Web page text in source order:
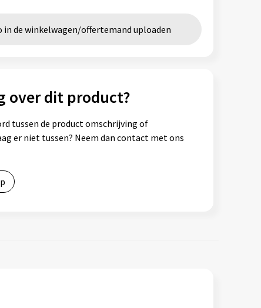
in de winkelwagen/offertemand uploaden
over dit product?
tussen de product omschrijving of
er niet tussen? Neem dan contact met ons